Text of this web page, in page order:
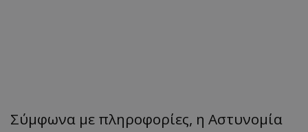
Σύμφωνα με πληροφορίες, η Αστυνομία